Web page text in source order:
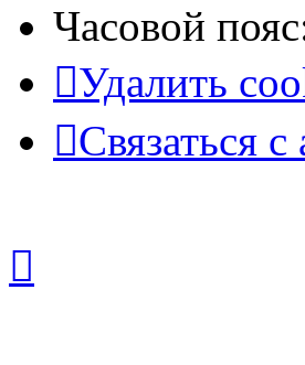
Часовой
Удалить
Связаться